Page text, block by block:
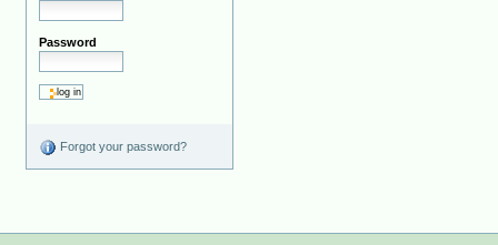
Password
Forgot your password?